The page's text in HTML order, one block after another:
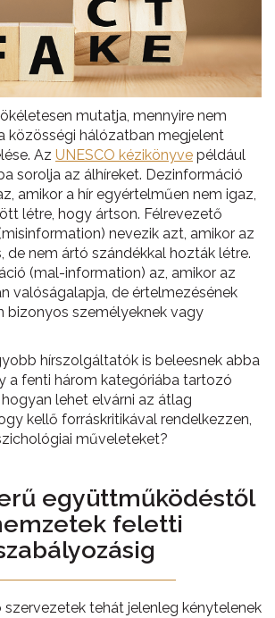
mutatja, mennyire nem
közösségi hálózatban megjelent
Az UNESCO kézikönyve például
sorolja az álhíreket. Dezinformáció
amikor a hír egyértelműen nem igaz,
létre, hogy ártson. Félrevezető
nevezik azt, amikor az
de nem ártó szándékkal hozták létre.
(mal-information) az, amikor az
valóságalapja, de értelmezésének
bizonyos személyeknek vagy
hírszolgáltatók is beleesnek abba
a fenti három kategóriába tartozó
lehet elvárni az átlag
kellő forráskritikával rendelkezzen,
műveleteket?
együttműködéstől
feletti
szervezetek tehát jelenleg kénytelenek